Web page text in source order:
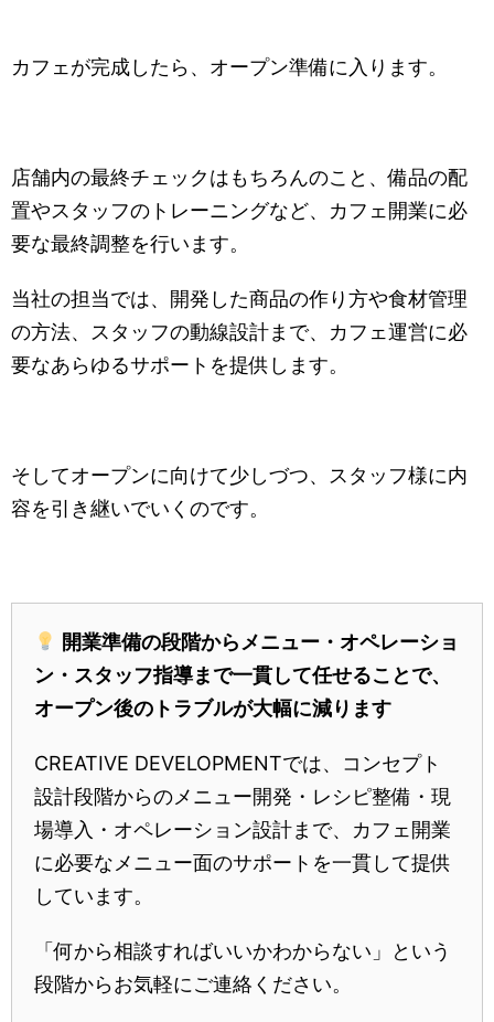
カフェが完成したら、オープン準備に入ります。
店舗内の最終チェックはもちろんのこと、備品の配
置やスタッフのトレーニングなど、カフェ開業に必
要な最終調整を行います。
当社の担当では、開発した商品の作り方や食材管理
の方法、スタッフの動線設計まで、カフェ運営に必
要なあらゆるサポートを提供します。
そしてオープンに向けて少しづつ、スタッフ様に内
容を引き継いでいくのです。
開業準備の段階からメニュー・オペレーショ
ン・スタッフ指導まで一貫して任せることで、
オープン後のトラブルが大幅に減ります
CREATIVE DEVELOPMENTでは、コンセプト
設計段階からのメニュー開発・レシピ整備・現
場導入・オペレーション設計まで、カフェ開業
に必要なメニュー面のサポートを一貫して提供
しています。
「何から相談すればいいかわからない」という
段階からお気軽にご連絡ください。